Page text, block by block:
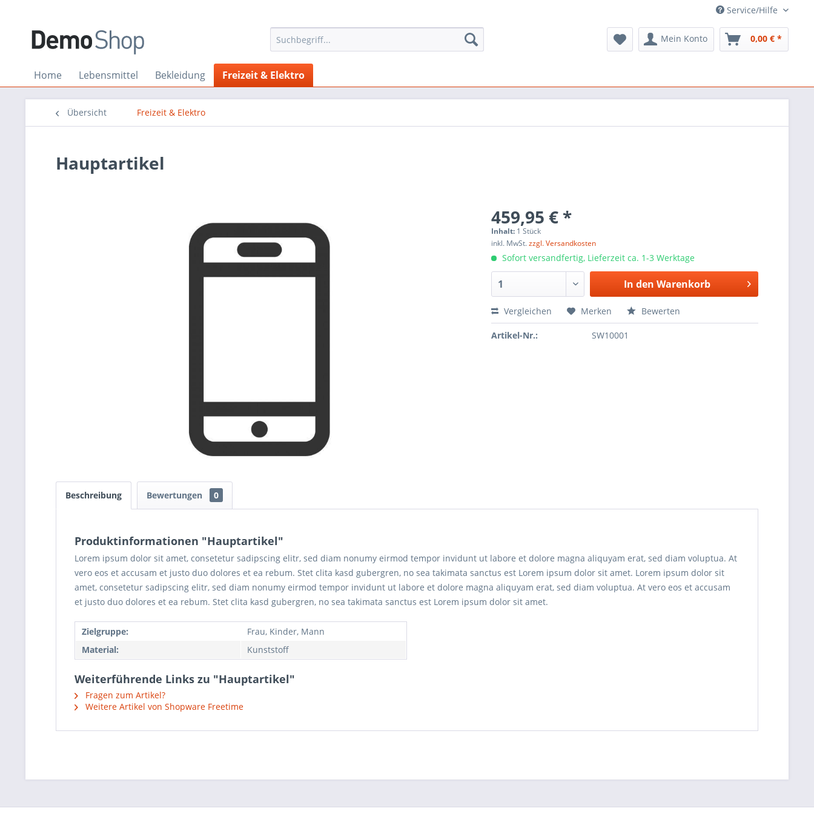
Service/Hilfe
Mein Konto 0,00 € *
Home Lebensmittel Bekleidung Freizeit & Elektro
Übersicht Freizeit & Elektro
Hauptartikel
459,95 € *
Inhalt: 1 Stück
inkl. MwSt.zzgl. Versandkosten
Sofort versandfertig, Lieferzeit ca. 1-3 Werktage
In den Warenkorb
Vergleichen Merken Bewerten
Artikel-Nr.: SW10001
Beschreibung Bewertungen 0
Produktinformationen "Hauptartikel"
Lorem ipsum dolor sit amet, consetetur sadipscing elitr, sed diam nonumy eirmod tempor invidunt ut labore et dolore magna aliquyam erat, sed diam voluptua. At
vero eos et accusam et justo duo dolores et ea rebum. Stet clita kasd gubergren, no sea takimata sanctus est Lorem ipsum dolor sit amet. Lorem ipsum dolor sit
amet, consetetur sadipscing elitr, sed diam nonumy eirmod tempor invidunt ut labore et dolore magna aliquyam erat, sed diam voluptua. At vero eos et accusam
et justo duo dolores et ea rebum. Stet clita kasd gubergren, no sea takimata sanctus est Lorem ipsum dolor sit amet.
Zielgruppe:
Frau, Kinder, Mann
Material:
Kunststoff
Weiterführende Links zu "Hauptartikel"
Fragen zum Artikel?
Weitere Artikel von Shopware Freetime